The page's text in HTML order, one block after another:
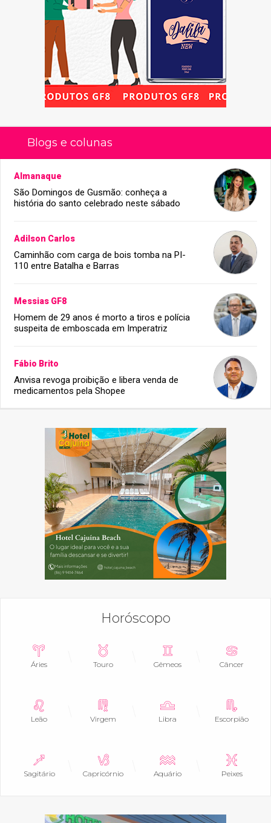
Blogs e colunas
Almanaque
São Domingos de Gusmão: conheça a
história do santo celebrado neste sábado
Adilson Carlos
Caminhão com carga de bois tomba na PI-
110 entre Batalha e Barras
Messias GF8
Homem de 29 anos é morto a tiros e polícia
suspeita de emboscada em Imperatriz
Fábio Brito
Anvisa revoga proibição e libera venda de
medicamentos pela Shopee
Horóscopo
Áries Touro Gêmeos Câncer
Leão Virgem Libra Escorpião
Sagitário Capricórnio Aquário Peixes